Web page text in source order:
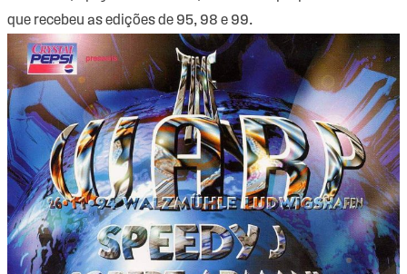
que recebeu as edições de 95, 98 e 99.